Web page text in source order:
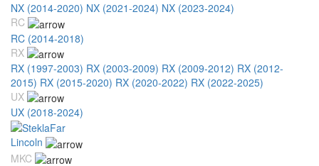
NX (2014-2020) NX (2021-2024) NX (2023-2024)
RC
RC (2014-2018)
RX
RX (1997-2003) RX (2003-2009) RX (2009-2012) RX (2012-
2015) RX (2015-2020) RX (2020-2022) RX (2022-2025)
UX
UX (2018-2024)
Lincoln
MKC